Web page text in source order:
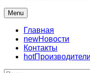
Menu
Главная
newНовости
Контакты
hotПроизводители